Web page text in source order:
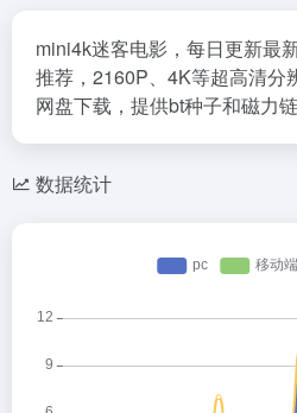
mini4k迷客电影，每日更新最
推荐，2160P、4K等超高清分
网盘下载，提供bt种子和磁力链
数据统计